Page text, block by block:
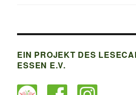
EIN PROJEKT DES
ESSEN E.V.